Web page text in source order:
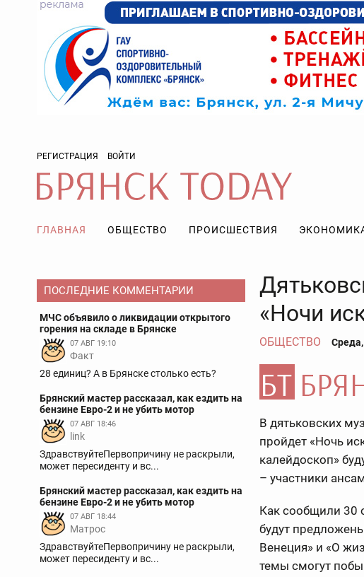
РЕГИСТРАЦИЯ ВОЙТИ
ГЛАВНАЯ ОБЩЕСТВО ПРОИСШЕСТВИЯ
ПОСЛЕДНИЕ КОММЕНТАРИИ
МЧС объявило о ликвидации открытого
горения на складе в Брянске
07 АВГ 19:10
Факт
28 единиц? А в Брянске столько есть?
Брянский мастер рассказал, как ездить на
бензине Евро-2 и не убить мотор
07 АВГ 18:46
link
ЗдравствуйтеПервопричину не раскрыли,
может пересиденту и вс...
Брянский мастер рассказал, как ездить на
бензине Евро-2 и не убить мотор
07 АВГ 18:44
Матрос
ЗдравствуйтеПервопричину не раскрыли,
может пересиденту и вс...
«Ночи
ОБЩЕСТВО
В дятьковских
пройдет «Ночь
калейдоскоп»
– участники
Как сообщили 30
будут
Венеция» и «О
темы смогут